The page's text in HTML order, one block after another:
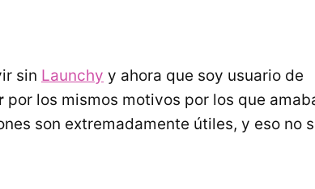
sin Launchy y ahora que soy usuario de
por los mismos motivos por los que
son extremadamente útiles, y eso no